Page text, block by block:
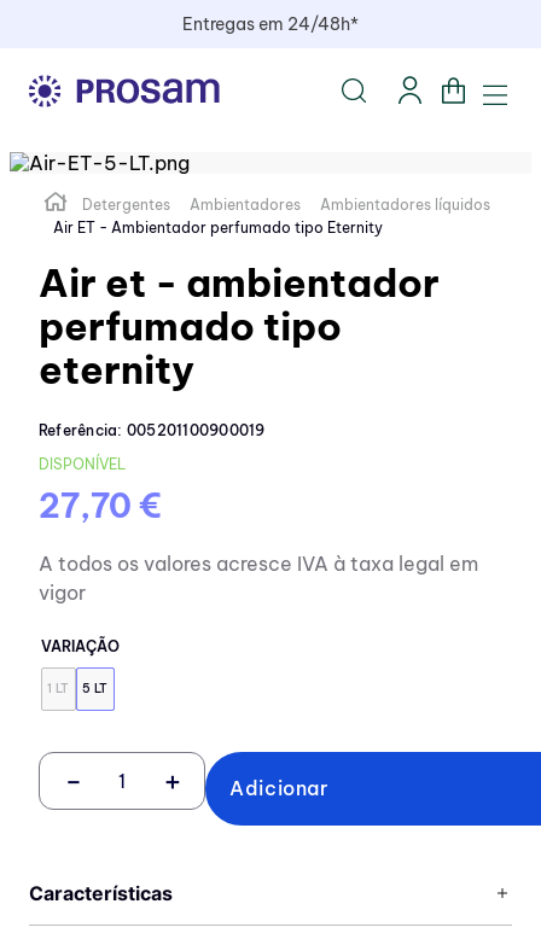
Entregas em 24/48h*
Detergentes Ambientadores
Ambientadores líquidos
Air ET - Ambientador perfumado tipo Eternity
Air et - ambientador
perfumado tipo
eternity
Referência: 005201100900019
DISPONÍVEL
27,70 €
A todos os valores acresce IVA à taxa legal em
vigor
VARIAÇÃO
1 LT 5 LT
＋
－ Adicionar
Características